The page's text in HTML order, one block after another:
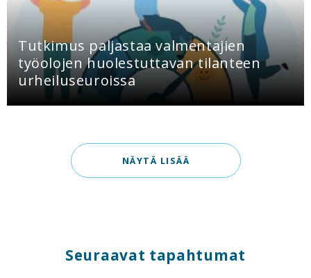
Tutkimus paljastaa valmentajien
työolojen huolestuttavan tilanteen
urheiluseuroissa
NÄYTÄ LISÄÄ
Seuraavat tapahtumat